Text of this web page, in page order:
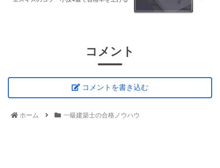
コメント
コメントを書き込む
ホーム 一級建築士の合格ノウハウ